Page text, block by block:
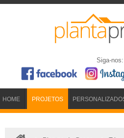
Siga-nos:
HOME PROJETOS